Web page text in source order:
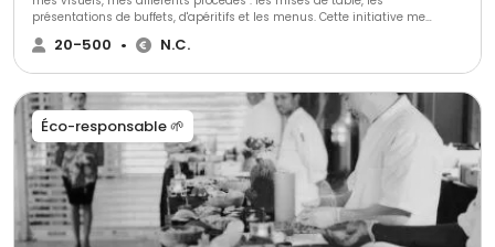
présentations de buffets, d'apéritifs et les menus. Cette initiative me
permet de définir la prestation la plus adaptée à vos attentes Alors,
n'hésitez pas.. Appelez moi ou envoyez moi une demande ...
20-500 • N.C.
Éco-responsable 🌱